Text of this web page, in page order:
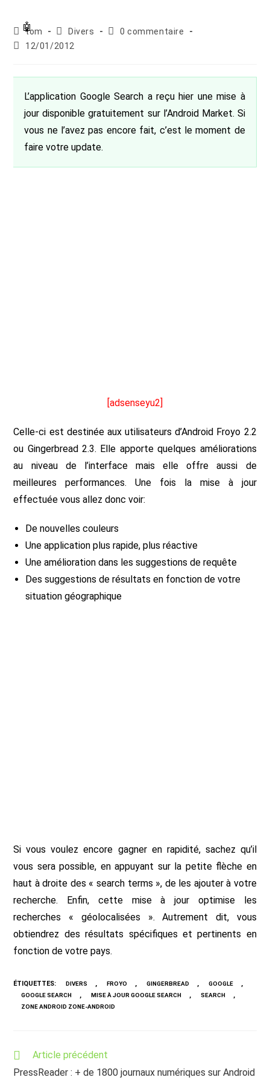
Auteur/autrice
de
tom
Post
category:
Divers
Commentaires
0 commentaire
Publication
12/01/2012
L’application Google Search a reçu hier une mise à
jour disponible gratuitement sur l’Android Market. Si
vous ne l’avez pas encore fait, c’est le moment de
faire votre update.
[adsenseyu2]
Celle-ci est destinée aux utilisateurs d’Android Froyo 2.2
ou Gingerbread 2.3. Elle apporte quelques améliorations
au niveau de l’interface mais elle offre aussi de
meilleures performances. Une fois la mise à jour
effectuée vous allez donc voir:
De nouvelles couleurs
Une application plus rapide, plus réactive
Une amélioration dans les suggestions de requête
Des suggestions de résultats en fonction de votre
situation géographique
Si vous voulez encore gagner en rapidité, sachez qu’il
vous sera possible, en appuyant sur la petite flèche en
haut à droite des « search terms », de les ajouter à votre
recherche. Enfin, cette mise à jour optimise les
recherches « géolocalisées ». Autrement dit, vous
obtiendrez des résultats spécifiques et pertinents en
fonction de votre pays.
ÉTIQUETTES: DIVERS , FROYO , GINGERBREAD , GOOGLE ,
GOOGLE SEARCH , MISE À JOUR GOOGLE SEARCH , SEARCH ,
ZONE ANDROID ZONE-ANDROID
Read
articles
Article précédent
PressReader : + de 1800 journaux numériques sur Android